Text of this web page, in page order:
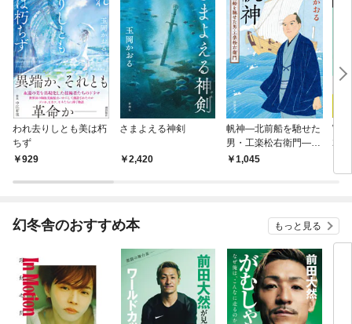
われ去りしとも美は朽
ちず
929
さまよえる神剣
2,420
帆神—北前船を馳せた
男・工楽松右衛門—
（新潮文庫）
1,045
22
幻冬舎のおすすめ本 もっと見る